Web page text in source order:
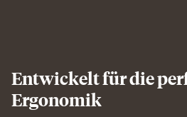
Entwickelt für die
Ergonomik